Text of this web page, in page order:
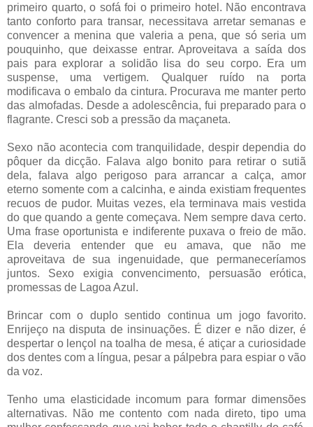
primeiro quarto, o sofá foi o primeiro hotel. Não encontrava
tanto conforto para transar, necessitava arretar semanas e
convencer a menina que valeria a pena, que só seria um
pouquinho, que deixasse entrar. Aproveitava a saída dos
pais para explorar a solidão lisa do seu corpo. Era um
suspense, uma vertigem. Qualquer ruído na porta
modificava o embalo da cintura. Procurava me manter perto
das almofadas. Desde a adolescência, fui preparado para o
flagrante. Cresci sob a pressão da maçaneta.
Sexo não acontecia com tranquilidade, despir dependia do
pôquer da dicção. Falava algo bonito para retirar o sutiã
dela, falava algo perigoso para arrancar a calça, amor
eterno somente com a calcinha, e ainda existiam frequentes
recuos de pudor. Muitas vezes, ela terminava mais vestida
do que quando a gente começava. Nem sempre dava certo.
Uma frase oportunista e indiferente puxava o freio de mão.
Ela deveria entender que eu amava, que não me
aproveitava de sua ingenuidade, que permaneceríamos
juntos. Sexo exigia convencimento, persuasão erótica,
promessas de Lagoa Azul.
Brincar com o duplo sentido continua um jogo favorito.
Enrijeço na disputa de insinuações. É dizer e não dizer, é
despertar o lençol na toalha de mesa, é atiçar a curiosidade
dos dentes com a língua, pesar a pálpebra para espiar o vão
da voz.
Tenho uma elasticidade incomum para formar dimensões
alternativas. Não me contento com nada direto, tipo uma